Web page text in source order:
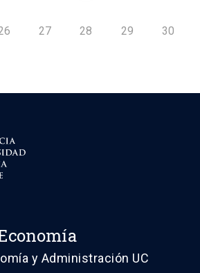
27 28 29 30
y Administración UC